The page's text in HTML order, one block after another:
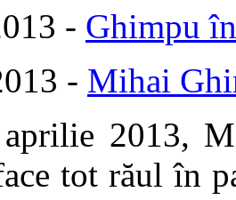
- Ghimpu
- Mihai
2013,
tot răul în